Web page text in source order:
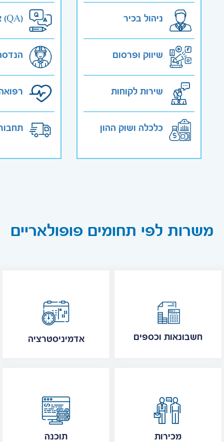
ניהול בכיר
שיווק ופרסום
שירות לקוחות
כלכלה ושוק ההון
אבטחת איכות (QA)
משרות לפי תחומים פופולאריים
אדמיניסטרציה חשבונאות וכספים
תוכנה מכירות